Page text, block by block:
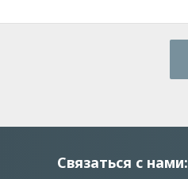
Связаться с нами: